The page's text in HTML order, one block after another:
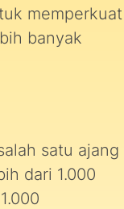
memperkuat
banyak
satu ajang
dari 1.000